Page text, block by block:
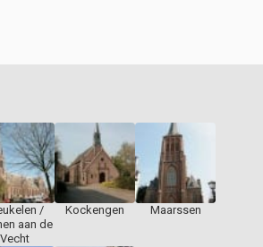
/
aan de
Vecht
Kockengen Maarssen